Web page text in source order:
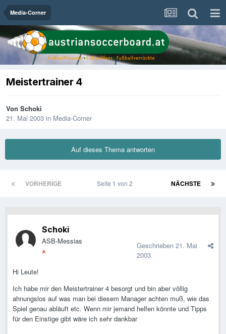
Media-Corner
Meistertrainer 4
Von Schoki
21. Mai 2003 in Media-Corner
Auf dieses Thema antworten
VORHERIGE NÄCHSTE
Seite 1 von 2
Schoki
ASB-Messias Geschrieben 21. Mai
2003
Hi Leute!
Ich habe mir den Meistertrainer 4 besorgt und bin aber völlig
ahnungslos auf was man bei diesem Manager achten muß, wie das
Spiel genau abläuft etc. Wenn mir jemand helfen könnte und Tipps
für den Einstige gibt wäre ich sehr dankbar